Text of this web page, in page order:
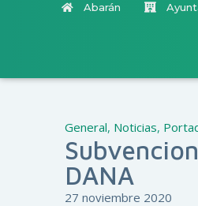
Abarán
General, Noticias,
DANA
27 noviembre 2020